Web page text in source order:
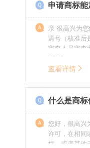
申请商标
亲 很高兴为
请号（核准后
审查人员审查
特殊情况（受
前。
查看详情
什么是商标
您好，很高兴
许可，在相同
标，或者其他